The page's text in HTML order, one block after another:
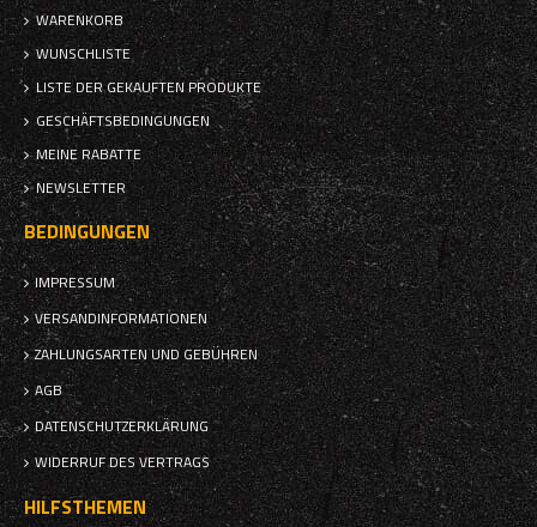
WARENKORB
WUNSCHLISTE
LISTE DER GEKAUFTEN PRODUKTE
GESCHÄFTSBEDINGUNGEN
MEINE RABATTE
NEWSLETTER
BEDINGUNGEN
IMPRESSUM
VERSANDINFORMATIONEN
ZAHLUNGSARTEN UND GEBÜHREN
AGB
DATENSCHUTZERKLÄRUNG
WIDERRUF DES VERTRAGS
HILFSTHEMEN